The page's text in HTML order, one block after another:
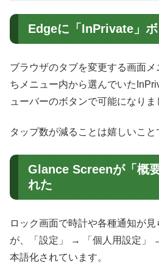
Edgeに「InPrivate」
ブラウザのタブを変更する画面
ちメニュー内から選んでいた
ューバーのボタンで可能になりま
タップ数が減ることは嬉しいこと
Glance Screenが「概
れた
ロック画面で時計や各種通知が
が、「設定」 → 「個人用設定」
本語化されています。